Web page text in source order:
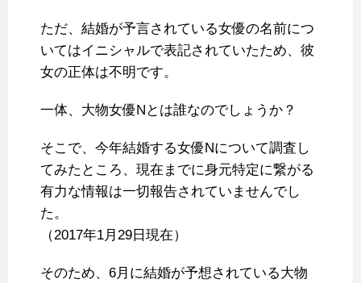
ただ、結婚が予言されている女優の名前につ
いてはイニシャルで表記されていたため、彼
女の正体は不明です。
一体、大物女優Nとは誰なのでしょうか？
そこで、今年結婚する女優Nについて調査し
てみたところ、現在までに身元特定に繋がる
有力な情報は一切報告されていませんでし
た。
（2017年1月29日現在）
そのため、6月に結婚が予想されている大物